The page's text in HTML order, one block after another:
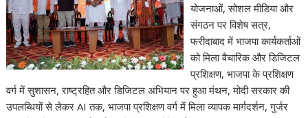
योजनाओं, सोशल मीडिया और
संगठन पर विशेष सत्र,
फरीदाबाद में भाजपा कार्यकर्ताओं
को मिला वैचारिक और डिजिटल
प्रशिक्षण, भाजपा के प्रशिक्षण
वर्ग में सुशासन, राष्ट्रहित और डिजिटल अभियान पर हुआ मंथन, मोदी सरकार की
उपलब्धियों से लेकर AI तक, भाजपा प्रशिक्षण वर्ग में मिला व्यापक मार्गदर्शन, गुर्जर